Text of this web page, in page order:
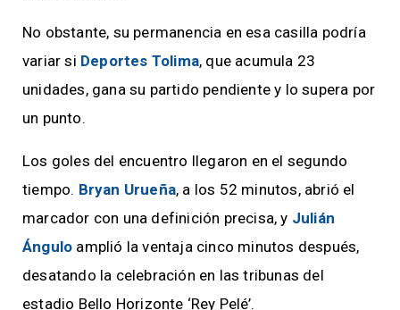
No obstante, su permanencia en esa casilla podría
variar si Deportes Tolima, que acumula 23
unidades, gana su partido pendiente y lo supera por
un punto.
Los goles del encuentro llegaron en el segundo
tiempo. Bryan Urueña, a los 52 minutos, abrió el
marcador con una definición precisa, y Julián
Ángulo amplió la ventaja cinco minutos después,
desatando la celebración en las tribunas del
estadio Bello Horizonte ‘Rey Pelé’.